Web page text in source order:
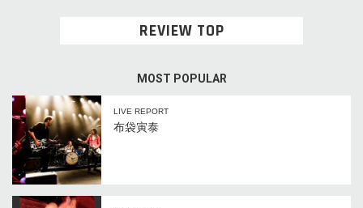
REVIEW TOP
MOST POPULAR
LIVE REPORT
布袋寅泰